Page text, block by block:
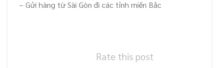
– Gửi hàng từ Sài Gòn đi các tỉnh miền Bắc
Rate this post